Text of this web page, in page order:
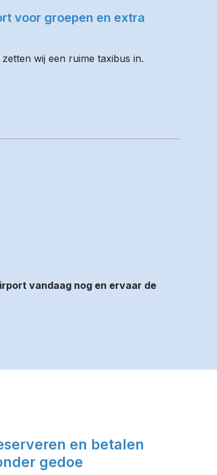
voor groepen en extra
wij een ruime taxibus in.
vandaag nog en ervaar de
en betalen
gedoe